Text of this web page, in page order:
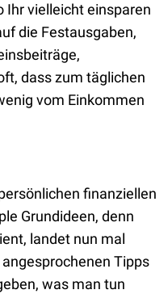
Ihr vielleicht einsparen
die Festausgaben,
dass zum täglichen
vom Einkommen
finanziellen
Grundideen, denn
landet nun mal
Tipps
was man tun